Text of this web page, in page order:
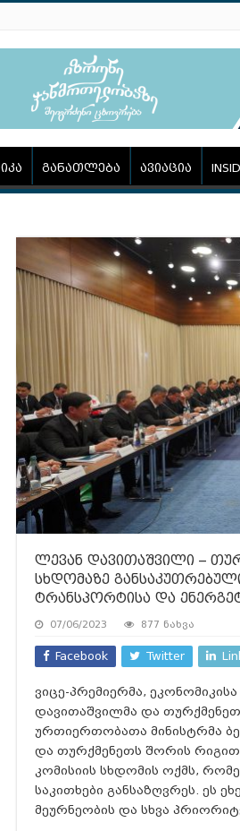
განათლება ავიაცია
ლევან დავითაშვილი –
სხდომაზე
ტრანსპორტისა და
07/06/2023 877 ნახვა
Facebook Twitter
ვიცე-პრემიერმა,
დავითაშვილმა და
ურთიერთობათა მინისტრმა
და თურქმენეთს შორის
კომისიის სხდომის ოქმს,
საკითხები განსაზღვრეს. ეს
მეურნეობის და სხვა